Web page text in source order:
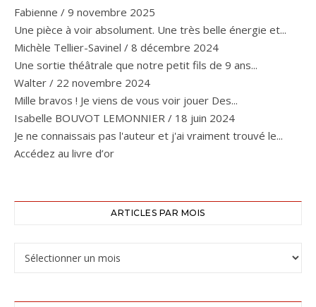
Fabienne / 9 novembre 2025
Une pièce à voir absolument. Une très belle énergie et...
Michèle Tellier-Savinel / 8 décembre 2024
Une sortie théâtrale que notre petit fils de 9 ans...
Walter / 22 novembre 2024
Mille bravos ! Je viens de vous voir jouer Des...
Isabelle BOUVOT LEMONNIER / 18 juin 2024
Je ne connaissais pas l'auteur et j'ai vraiment trouvé le...
Accédez au livre d’or
ARTICLES PAR MOIS